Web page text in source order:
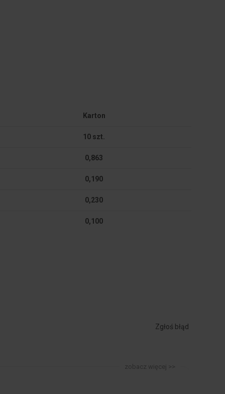
Karton
10 szt.
0,863
0,190
0,230
0,100
Zgłoś błąd
zobacz więcej >>